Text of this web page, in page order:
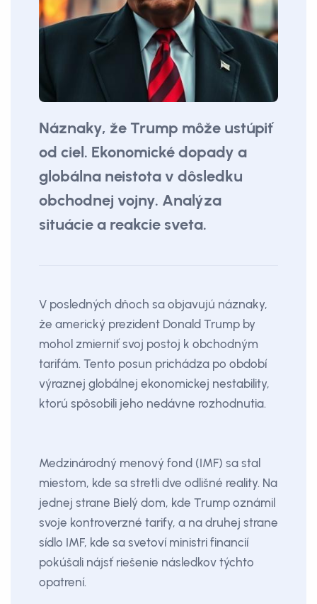
Náznaky, že Trump môže ustúpiť
od ciel. Ekonomické dopady a
globálna neistota v dôsledku
obchodnej vojny. Analýza
situácie a reakcie sveta.
V posledných dňoch sa objavujú náznaky,
že americký prezident Donald Trump by
mohol zmierniť svoj postoj k obchodným
tarifám. Tento posun prichádza po období
výraznej globálnej ekonomickej nestability,
ktorú spôsobili jeho nedávne rozhodnutia.
Medzinárodný menový fond (IMF) sa stal
miestom, kde sa stretli dve odlišné reality. Na
jednej strane Bielý dom, kde Trump oznámil
svoje kontroverzné tarify, a na druhej strane
sídlo IMF, kde sa svetoví ministri financií
pokúšali nájsť riešenie následkov týchto
opatrení.